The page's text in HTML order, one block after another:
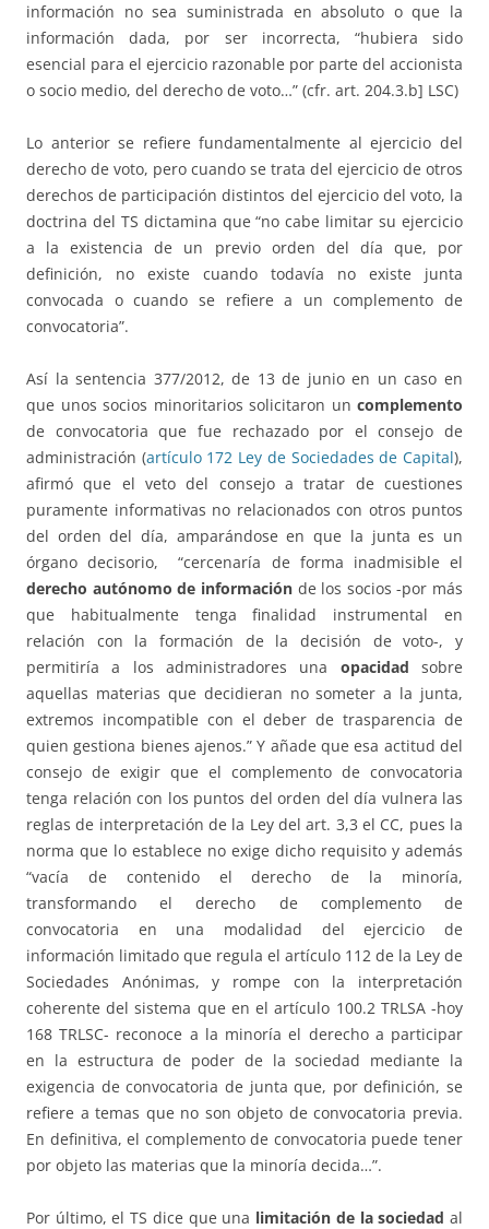
información no sea suministrada en absoluto o que la
información dada, por ser incorrecta, “hubiera sido
esencial para el ejercicio razonable por parte del accionista
o socio medio, del derecho de voto…” (cfr. art. 204.3.b] LSC)
Lo anterior se refiere fundamentalmente al ejercicio del
derecho de voto, pero cuando se trata del ejercicio de otros
derechos de participación distintos del ejercicio del voto, la
doctrina del TS dictamina que “no cabe limitar su ejercicio
a la existencia de un previo orden del día que, por
definición, no existe cuando todavía no existe junta
convocada o cuando se refiere a un complemento de
convocatoria”.
Así la sentencia 377/2012, de 13 de junio en un caso en
que unos socios minoritarios solicitaron un complemento
de convocatoria que fue rechazado por el consejo de
administración (artículo 172 Ley de Sociedades de Capital),
afirmó que el veto del consejo a tratar de cuestiones
puramente informativas no relacionados con otros puntos
del orden del día, amparándose en que la junta es un
órgano decisorio, “cercenaría de forma inadmisible el
derecho autónomo de informaciónde los socios -por más
que habitualmente tenga finalidad instrumental en
relación con la formación de la decisión de voto-, y
permitiría a los administradores una opacidad sobre
aquellas materias que decidieran no someter a la junta,
extremos incompatible con el deber de trasparencia de
quien gestiona bienes ajenos.” Y añade que esa actitud del
consejo de exigir que el complemento de convocatoria
tenga relación con los puntos del orden del día vulnera las
reglas de interpretación de la Ley del art. 3,3 el CC, pues la
norma que lo establece no exige dicho requisito y además
“vacía de contenido el derecho de la minoría,
transformando el derecho de complemento de
convocatoria en una modalidad del ejercicio de
información limitado que regula el artículo 112 de la Ley de
Sociedades Anónimas, y rompe con la interpretación
coherente del sistema que en el artículo 100.2 TRLSA -hoy
168 TRLSC- reconoce a la minoría el derecho a participar
en la estructura de poder de la sociedad mediante la
exigencia de convocatoria de junta que, por definición, se
refiere a temas que no son objeto de convocatoria previa.
En definitiva, el complemento de convocatoria puede tener
por objeto las materias que la minoría decida…”.
Por último, el TS dice que una limitación de la sociedad al